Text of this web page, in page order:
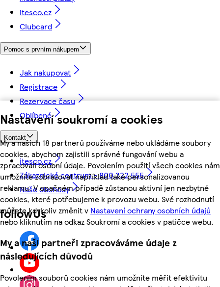
Nastavení soukromí a cookies
My a našich 18 partnerů používáme nebo ukládáme soubory
cookies, abychom zajistili správné fungování webu a
zpracovali osobní údaje. Povolením použití všech cookies nám
umožníte zobrazovat například také personalizovanou
reklamu. V opačném případě zůstanou aktivní jen nezbytné
cookies, které potřebujeme k provozu webu. Své rozhodnutí
můžete kdykoliv změnit v Nastavení ochrany osobních údajů
nebo kliknutím na odkaz Soukromí a cookies v patičce webu.
My a naši partneři zpracováváme údaje z
následujících důvodů
Povolením souborů cookies nám umožníte měřit efektivitu
itesco.cz
Clubcard
Pomoc s prvním nákupem
Jak nakupovat
Registrace
Rezervace času
Oblíbené
Kontakt
itesco.cz
Zákaznické centrum - 800 222 555
Naše obchody
followUs